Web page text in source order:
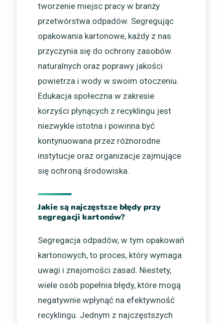
tworzenie miejsc pracy w branży
przetwórstwa odpadów. Segregując
opakowania kartonowe, każdy z nas
przyczynia się do ochrony zasobów
naturalnych oraz poprawy jakości
powietrza i wody w swoim otoczeniu.
Edukacja społeczna w zakresie
korzyści płynących z recyklingu jest
niezwykle istotna i powinna być
kontynuowana przez różnorodne
instytucje oraz organizacje zajmujące
się ochroną środowiska.
Jakie są najczęstsze błędy przy
segregacji kartonów?
Segregacja odpadów, w tym opakowań
kartonowych, to proces, który wymaga
uwagi i znajomości zasad. Niestety,
wiele osób popełnia błędy, które mogą
negatywnie wpłynąć na efektywność
recyklingu. Jednym z najczęstszych